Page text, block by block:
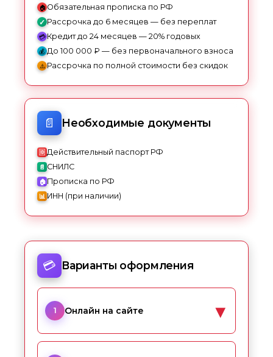
Обязательная прописка по РФ
Рассрочка до 6 месяцев — без переплат
Кредит до 24 месяцев — 20% годовых
До 100 000 ₽ — без первоначального взноса
Рассрочка по полной стоимости без скидок
📄 Необходимые документы
Действительный паспорт РФ
СНИЛС
Прописка по РФ
ИНН (при наличии)
💳 Варианты оформления
1 Онлайн на сайте ▼